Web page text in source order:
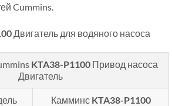
Cummins.
Двигатель для водяного насоса
KTA38-P1100 Привод насоса
Двигатель
КамминсKTA38-P1100